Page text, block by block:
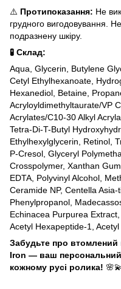
⚠️ Протипоказання: Не
грудного вигодовування.
подразнену шкіру.
🧪 Склад:
Aqua, Glycerin, Butylene
Cetyl Ethylhexanoate,
Hexanediol, Betaine,
Acryloyldimethyltaurate/VP
Acrylates/C10-30 Alkyl
Tetra-Di-T-Butyl
Ethylhexylglycerin, Retinol,
P-Cresol, Glyceryl
Crosspolymer, Xanthan
EDTA, Polyvinyl Alcohol,
Ceramide NP, Centella
Phenylpropanol,
Echinacea Purpurea
Acetyl Hexapeptide-1,
Забудьте про втомлений
Iron — ваш персональний
кожному русі ролика!